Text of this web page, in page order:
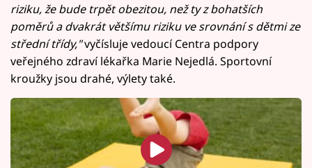
riziku, že bude trpět obezitou, než ty z bohatších
poměrů a dvakrát většímu riziku ve srovnání s dětmi ze
střední třídy,"vyčísluje vedoucí Centra podpory
veřejného zdraví lékařka Marie Nejedlá. Sportovní
kroužky jsou drahé, výlety také.